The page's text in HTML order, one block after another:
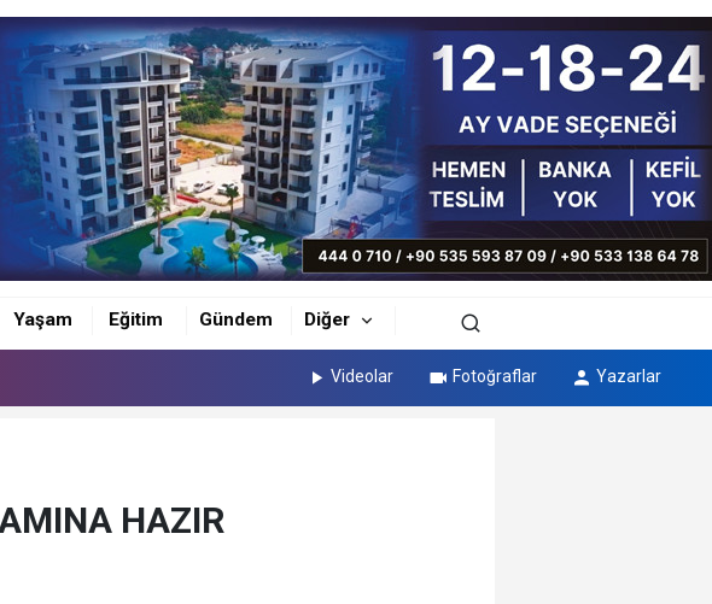
Yaşam Eğitim Gündem Diğer
Videolar Fotoğraflar Yazarlar
HAZIR